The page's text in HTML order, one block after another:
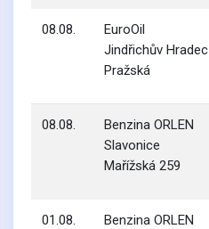
08.08.
EuroOil
Jindřichův Hradec
Pražská
08.08.
Benzina ORLEN
Slavonice
Mařížská 259
01.08.
Benzina ORLEN